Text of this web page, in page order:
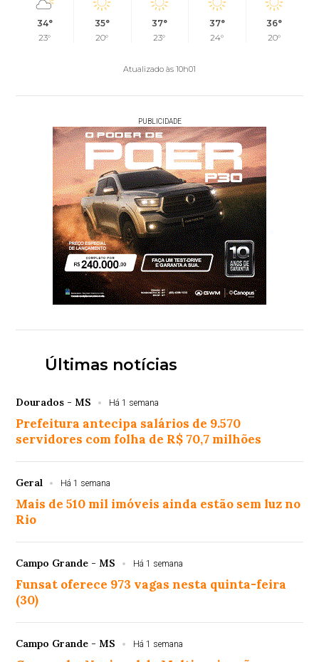
34°
23°
35°
20°
37°
23°
37°
24°
36°
20°
Atualizado às 10h01
PUBLICIDADE
Últimas notícias
Dourados - MS Há 1 semana
Prefeitura antecipa salários de 9.570
servidores com folha de R$ 70,7 milhões
Geral Há 1 semana
Mais de 510 mil imóveis ainda estão sem luz no
Rio
Campo Grande - MS Há 1 semana
Funsat oferece 973 vagas nesta quinta-feira
(30)
Campo Grande - MS Há 1 semana